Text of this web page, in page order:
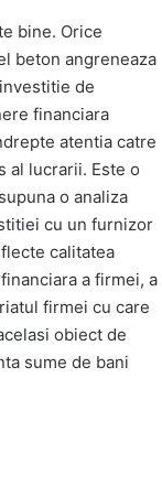
bine. Orice
beton angreneaza
de
financiara
atentia catre
al lucrarii. Este o
o analiza
cu un furnizor
calitatea
a firmei, a
firmei cu care
obiect de
sume de bani